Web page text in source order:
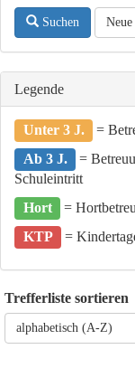
Suchen Neue
Legende
Unter 3 J.
=
Ab 3 J.
=
Schuleintritt
Hort
=
KTP
=
Trefferliste sortieren
alphabetisch (A-Z)